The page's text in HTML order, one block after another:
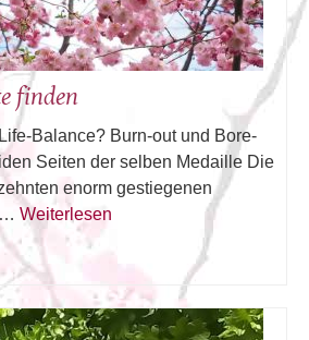
finden
Balance? Burn-out und Bore-
Seiten der selben Medaille Die
enorm gestiegenen
… Weiterlesen